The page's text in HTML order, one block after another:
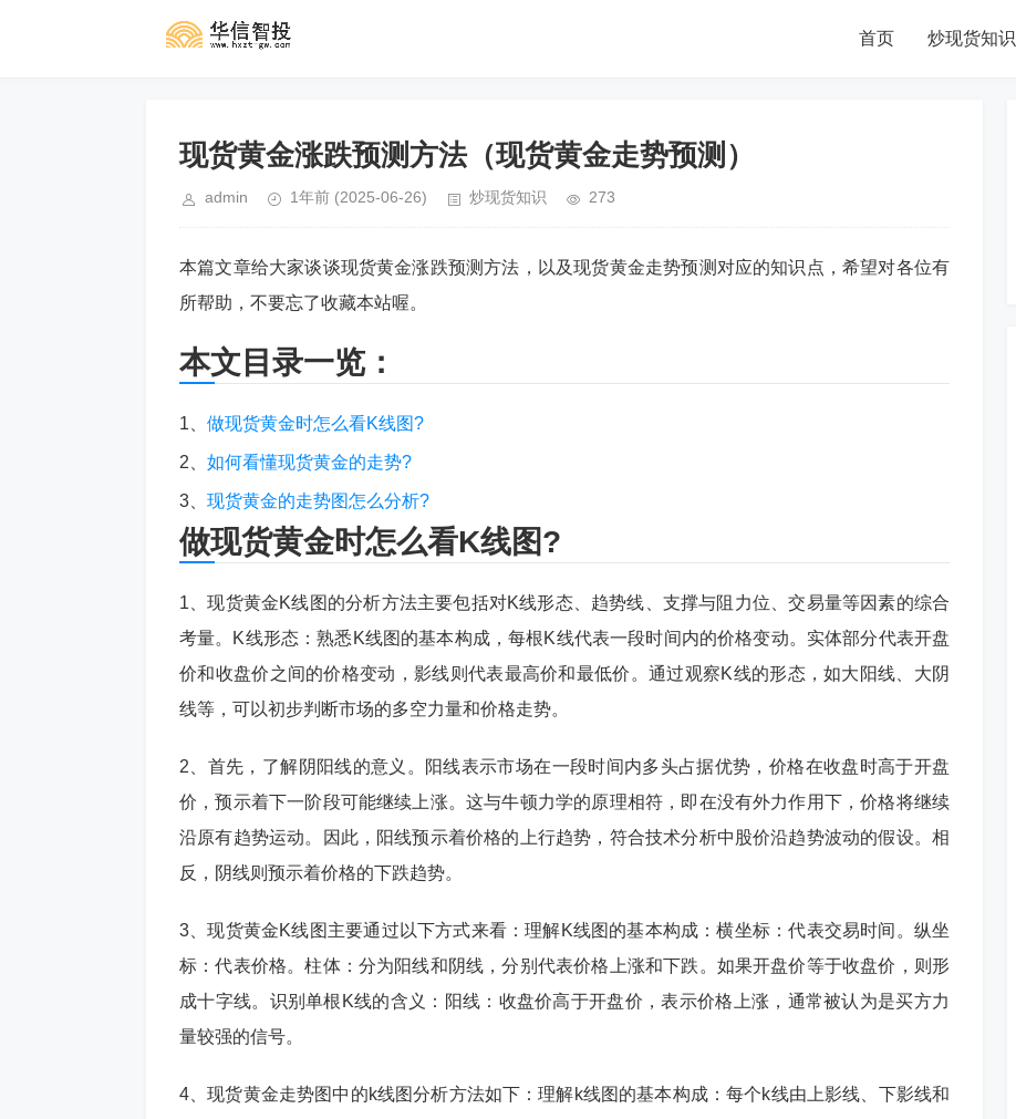
首页 炒现货知识
现货黄金涨跌预测方法（现货黄金走势预测）
admin 1年前 (2025-06-26) 炒现货知识 273
本篇文章给大家谈谈现货黄金涨跌预测方法，以及现货黄金走势预测对应的知识点，希望对各位有
所帮助，不要忘了收藏本站喔。
本文目录一览：
1、 做现货黄金时怎么看K线图?
2、 如何看懂现货黄金的走势?
3、 现货黄金的走势图怎么分析?
做现货黄金时怎么看K线图?
1、现货黄金K线图的分析方法主要包括对K线形态、趋势线、支撑与阻力位、交易量等因素的综合
考量。K线形态：熟悉K线图的基本构成，每根K线代表一段时间内的价格变动。实体部分代表开盘
价和收盘价之间的价格变动，影线则代表最高价和最低价。通过观察K线的形态，如大阳线、大阴
线等，可以初步判断市场的多空力量和价格走势。
2、首先，了解阴阳线的意义。阳线表示市场在一段时间内多头占据优势，价格在收盘时高于开盘
价，预示着下一阶段可能继续上涨。这与牛顿力学的原理相符，即在没有外力作用下，价格将继续
沿原有趋势运动。因此，阳线预示着价格的上行趋势，符合技术分析中股价沿趋势波动的假设。相
反，阴线则预示着价格的下跌趋势。
3、现货黄金K线图主要通过以下方式来看：理解K线图的基本构成：横坐标：代表交易时间。纵坐
标：代表价格。柱体：分为阳线和阴线，分别代表价格上涨和下跌。如果开盘价等于收盘价，则形
成十字线。识别单根K线的含义：阳线：收盘价高于开盘价，表示价格上涨，通常被认为是买方力
量较强的信号。
4、现货黄金走势图中的k线图分析方法如下：理解k线图的基本构成：每个k线由上影线、下影线和